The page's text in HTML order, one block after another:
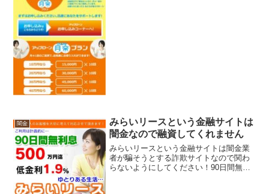
闇金
みらいリースという金融サイトは
闇金なので融資してくれません
みらいリースという金融サイトは闇金業
者が騙そうとする詐欺サイトなので関わ
らないようにしてください！90日間無利